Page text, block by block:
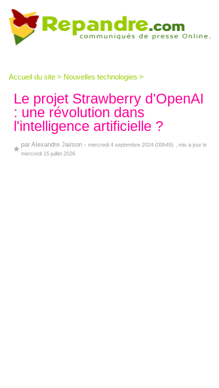
Accueil du site > Nouvelles technologies >
Le projet Strawberry d'OpenAI
: une révolution dans
l'intelligence artificielle ?
par Alexandre Jairson - mercredi 4 septembre 2024 (00h49)
, mis a jour le
mercredi 15 juillet 2026